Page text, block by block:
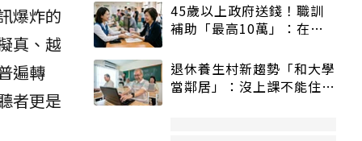
爆炸的
真、越
遍轉
者更是
45歲以上政府送錢！職訓
補助「最高10萬」：在
退休養生村新趨勢「和大學
當鄰居」：沒上課不能住、